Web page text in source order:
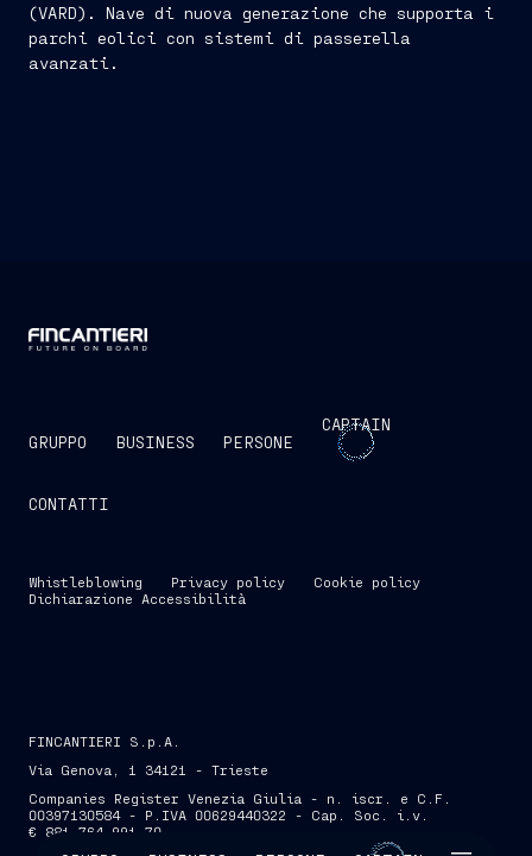
(VARD). Nave di nuova generazione che supporta i
parchi eolici con sistemi di passerella
avanzati.
GRUPPO BUSINESS PERSONE
CAPTAIN
CONTATTI
Whistleblowing Privacy policy
Cookie policy
Dichiarazione Accessibilità
FINCANTIERI S.p.A.
Via Genova, 1 34121 - Trieste
Companies Register Venezia Giulia - n. iscr. e C.F.
00397130584 - P.IVA 00629440322 - Cap. Soc. i.v.
€ 881.764.991,70